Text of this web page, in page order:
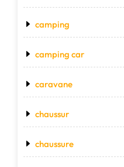
camping
camping car
caravane
chaussur
chaussure